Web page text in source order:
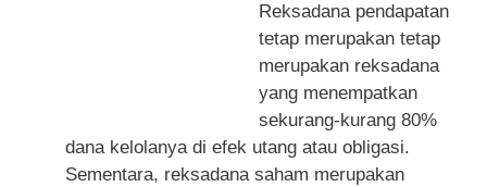
Reksadana pendapatan
tetap merupakan tetap
merupakan reksadana
yang menempatkan
sekurang-kurang 80%
dana kelolanya di efek utang atau obligasi.
Sementara, reksadana saham merupakan